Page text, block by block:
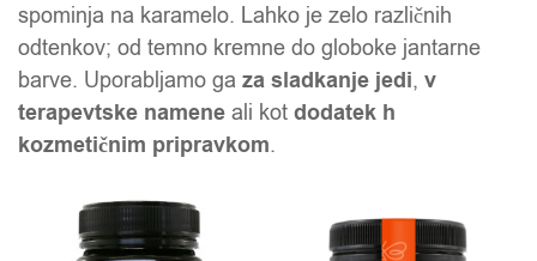
spominja na karamelo. Lahko je zelo različnih
odtenkov; od temno kremne do globoke jantarne
barve. Uporabljamo ga za sladkanje jedi, v
terapevtske namene ali kot dodatek h
kozmetičnim pripravkom.
Ta izdelek ima več različic. Možnosti lahko izberete